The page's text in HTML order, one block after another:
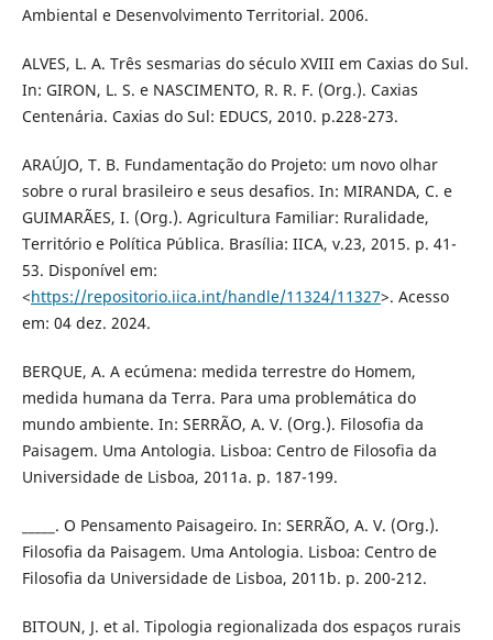
Ambiental e Desenvolvimento Territorial. 2006.
ALVES, L. A. Três sesmarias do século XVIII em Caxias do Sul.
In: GIRON, L. S. e NASCIMENTO, R. R. F. (Org.). Caxias
Centenária. Caxias do Sul: EDUCS, 2010. p.228-273.
ARAÚJO, T. B. Fundamentação do Projeto: um novo olhar
sobre o rural brasileiro e seus desafios. In: MIRANDA, C. e
GUIMARÃES, I. (Org.). Agricultura Familiar: Ruralidade,
Território e Política Pública. Brasília: IICA, v.23, 2015. p. 41-
53. Disponível em:
<https://repositorio.iica.int/handle/11324/11327>. Acesso
em: 04 dez. 2024.
BERQUE, A. A ecúmena: medida terrestre do Homem,
medida humana da Terra. Para uma problemática do
mundo ambiente. In: SERRÃO, A. V. (Org.). Filosofia da
Paisagem. Uma Antologia. Lisboa: Centro de Filosofia da
Universidade de Lisboa, 2011a. p. 187-199.
_____. O Pensamento Paisageiro. In: SERRÃO, A. V. (Org.).
Filosofia da Paisagem. Uma Antologia. Lisboa: Centro de
Filosofia da Universidade de Lisboa, 2011b. p. 200-212.
BITOUN, J. et al. Tipologia regionalizada dos espaços rurais